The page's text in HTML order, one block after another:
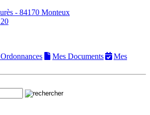
- 84170 Monteux
Mes Documents
Mes